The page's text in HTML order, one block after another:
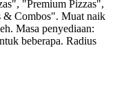
"Premium Pizzas",
& Combos". Muat naik
Masa penyediaan:
beberapa. Radius